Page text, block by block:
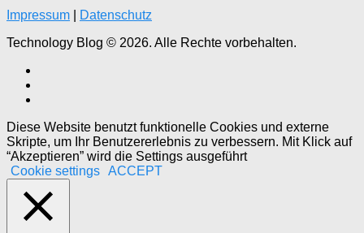
Impressum
Datenschutz
Technology Blog © 2026. Alle Rechte vorbehalten.
Diese Website benutzt funktionelle Cookies und externe
Skripte, um Ihr Benutzererlebnis zu verbessern. Mit Klick auf
“Akzeptieren” wird die Settings ausgeführt
Cookie settings ACCEPT